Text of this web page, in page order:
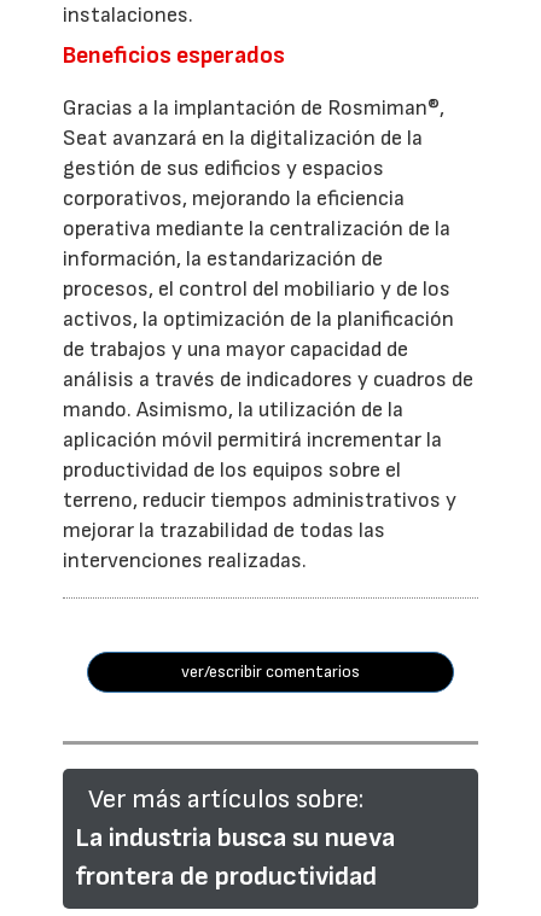
instalaciones.
Beneficios esperados
Gracias a la implantación de Rosmiman®,
Seat avanzará en la digitalización de la
gestión de sus edificios y espacios
corporativos, mejorando la eficiencia
operativa mediante la centralización de la
información, la estandarización de
procesos, el control del mobiliario y de los
activos, la optimización de la planificación
de trabajos y una mayor capacidad de
análisis a través de indicadores y cuadros de
mando. Asimismo, la utilización de la
aplicación móvil permitirá incrementar la
productividad de los equipos sobre el
terreno, reducir tiempos administrativos y
mejorar la trazabilidad de todas las
intervenciones realizadas.
ver/escribir comentarios
Ver más artículos sobre:
La industria busca su nueva
frontera de productividad